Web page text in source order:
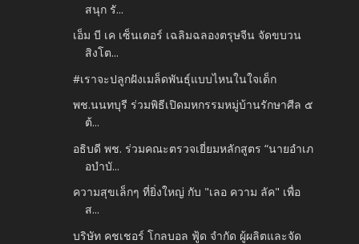
สนุก รั...
เอ็ม บี เค เซ็นเตอร์ เฉลิมฉลองตรุษจีน จัดขบวน
สิงโต...
#เราจะปลูกฝังเมล็ดพันธ์ุแบบไหนในใจเด็ก
พช.นนทบุรี ร่วมพิธีเปิดมหกรรมหมู่บ้านรักษาศีล ๕
ต้...
อธิบดี พช. ร่วมคณะตรวจเยี่ยมหลักสูตร “นายอำเภ
อบำบั...
ความสุขเล็กๆ ที่ยิ่งใหญ่ กับ "เลอ ความ ลัค" เพื่อ
ส...
บริษัท คชเชอร์ โกลบอล ฟู้ด จำกัด ผู้ผลิตและจัด